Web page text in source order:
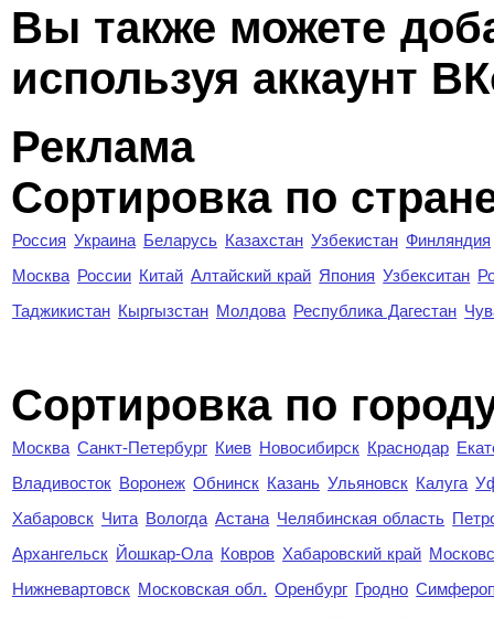
Вы также можете
используя аккаунт
Реклама
Сортировка по
Россия Украина Беларусь Казахстан Узбекистан Финляндия
Москва России Китай Алтайский край Япония Узбекситан
Таджикистан Кыргызстан Молдова Республика Дагестан
Cортировка по
Москва Санкт-Петербург Киев Новосибирск Краснодар
Владивосток Воронеж Обнинск Казань Ульяновск Калуга
Хабаровск Чита Вологда Астана Челябинская область
Архангельск Йошкар-Ола Ковров Хабаровский край
Нижневартовск Московская обл. Оренбург Гродно